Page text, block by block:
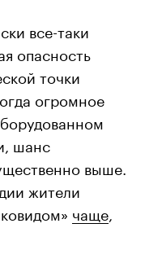
все-таки
опасность
точки
огромное
шанс
выше.
жители
чаще